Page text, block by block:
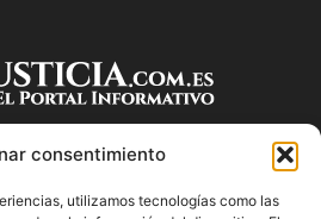
consentimiento
utilizamos tecnologías como las